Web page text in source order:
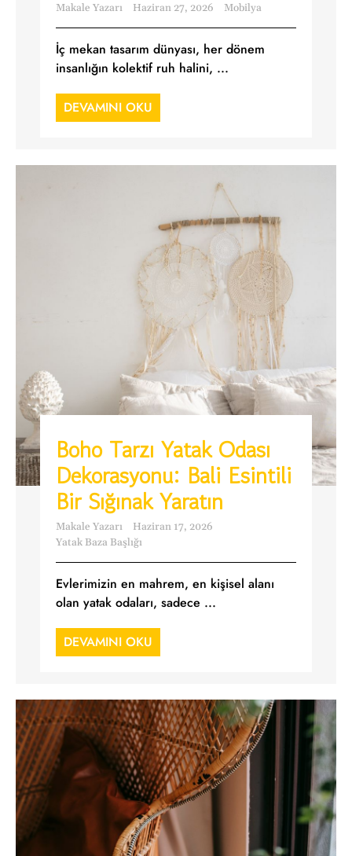
Makale Yazarı Haziran 27, 2026 Mobilya
İç mekan tasarım dünyası, her dönem
insanlığın kolektif ruh halini, ...
DEVAMINI OKU
Boho Tarzı Yatak Odası
Dekorasyonu: Bali Esintili
Bir Sığınak Yaratın
Makale Yazarı
Haziran 17, 2026
Yatak Baza Başlığı
Evlerimizin en mahrem, en kişisel alanı
olan yatak odaları, sadece ...
DEVAMINI OKU